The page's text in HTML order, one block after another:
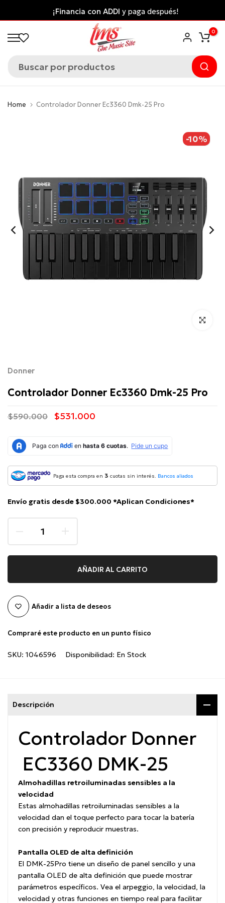
al
contenido
¡Financia con ADDIy paga después!
0
Home Controlador Donner Ec3360 Dmk-25 Pro
-10%
Click para
Donner
Controlador Donner Ec3360 Dmk-25 Pro
$590.000 $531.000
Paga esta compra en 3 cuotas sin interés. Bancos aliados
Envío gratis desde $300.000 *Aplican Condiciones*
AÑADIR AL CARRITO
Añadir a lista de deseos
Compraré este producto en un punto físico
SKU: 1046596 Disponibilidad: En Stock
Descripción
Controlador Donner
EC3360 DMK-25
Almohadillas retroiluminadas sensibles a la
velocidad
Estas almohadillas retroiluminadas sensibles a la
velocidad dan el toque perfecto para tocar la batería
con precisión y reproducir muestras.
Pantalla OLED de alta definición
El DMK-25Pro tiene un diseño de panel sencillo y una
pantalla OLED de alta definición que puede mostrar
parámetros específicos. Vea el arpeggio, la velocidad, la
velocidad y otras funciones en tiempo real para facilitar